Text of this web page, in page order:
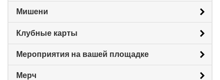
Мишени
Клубные карты
Мероприятия на вашей площадке
Мерч